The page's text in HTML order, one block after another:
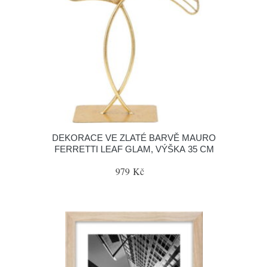
DEKORACE VE ZLATÉ BARVĚ MAURO
FERRETTI LEAF GLAM, VÝŠKA 35 CM
979 Kč